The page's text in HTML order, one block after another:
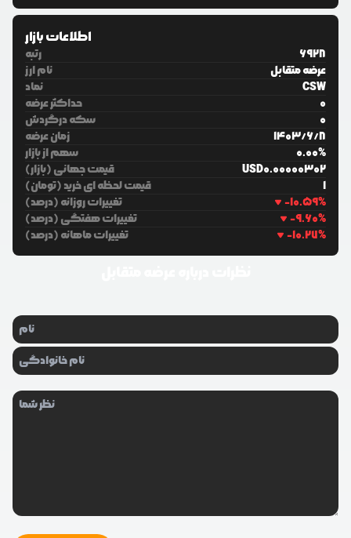
اطلاعات بازار
رتبه
6928
نام ارز
عرضه متقابل
نماد
CSW
حداکثر عرضه
0
سکه درگردش
0
زمان عرضه
1403/6/8
سهم از بازار
0.00%
قیمت جهانی (بازار)
USD0.00000302
قیمت لحظه ای خرید (تومان)
1
تغییرات روزانه (درصد)
-10.59%
تغییرات هفتگی (درصد)
-9.60%
تغییرات ماهانه (درصد)
-10.27%